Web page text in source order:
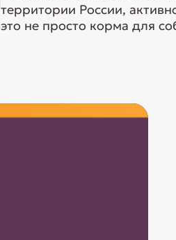
территории России,
это не просто корма для